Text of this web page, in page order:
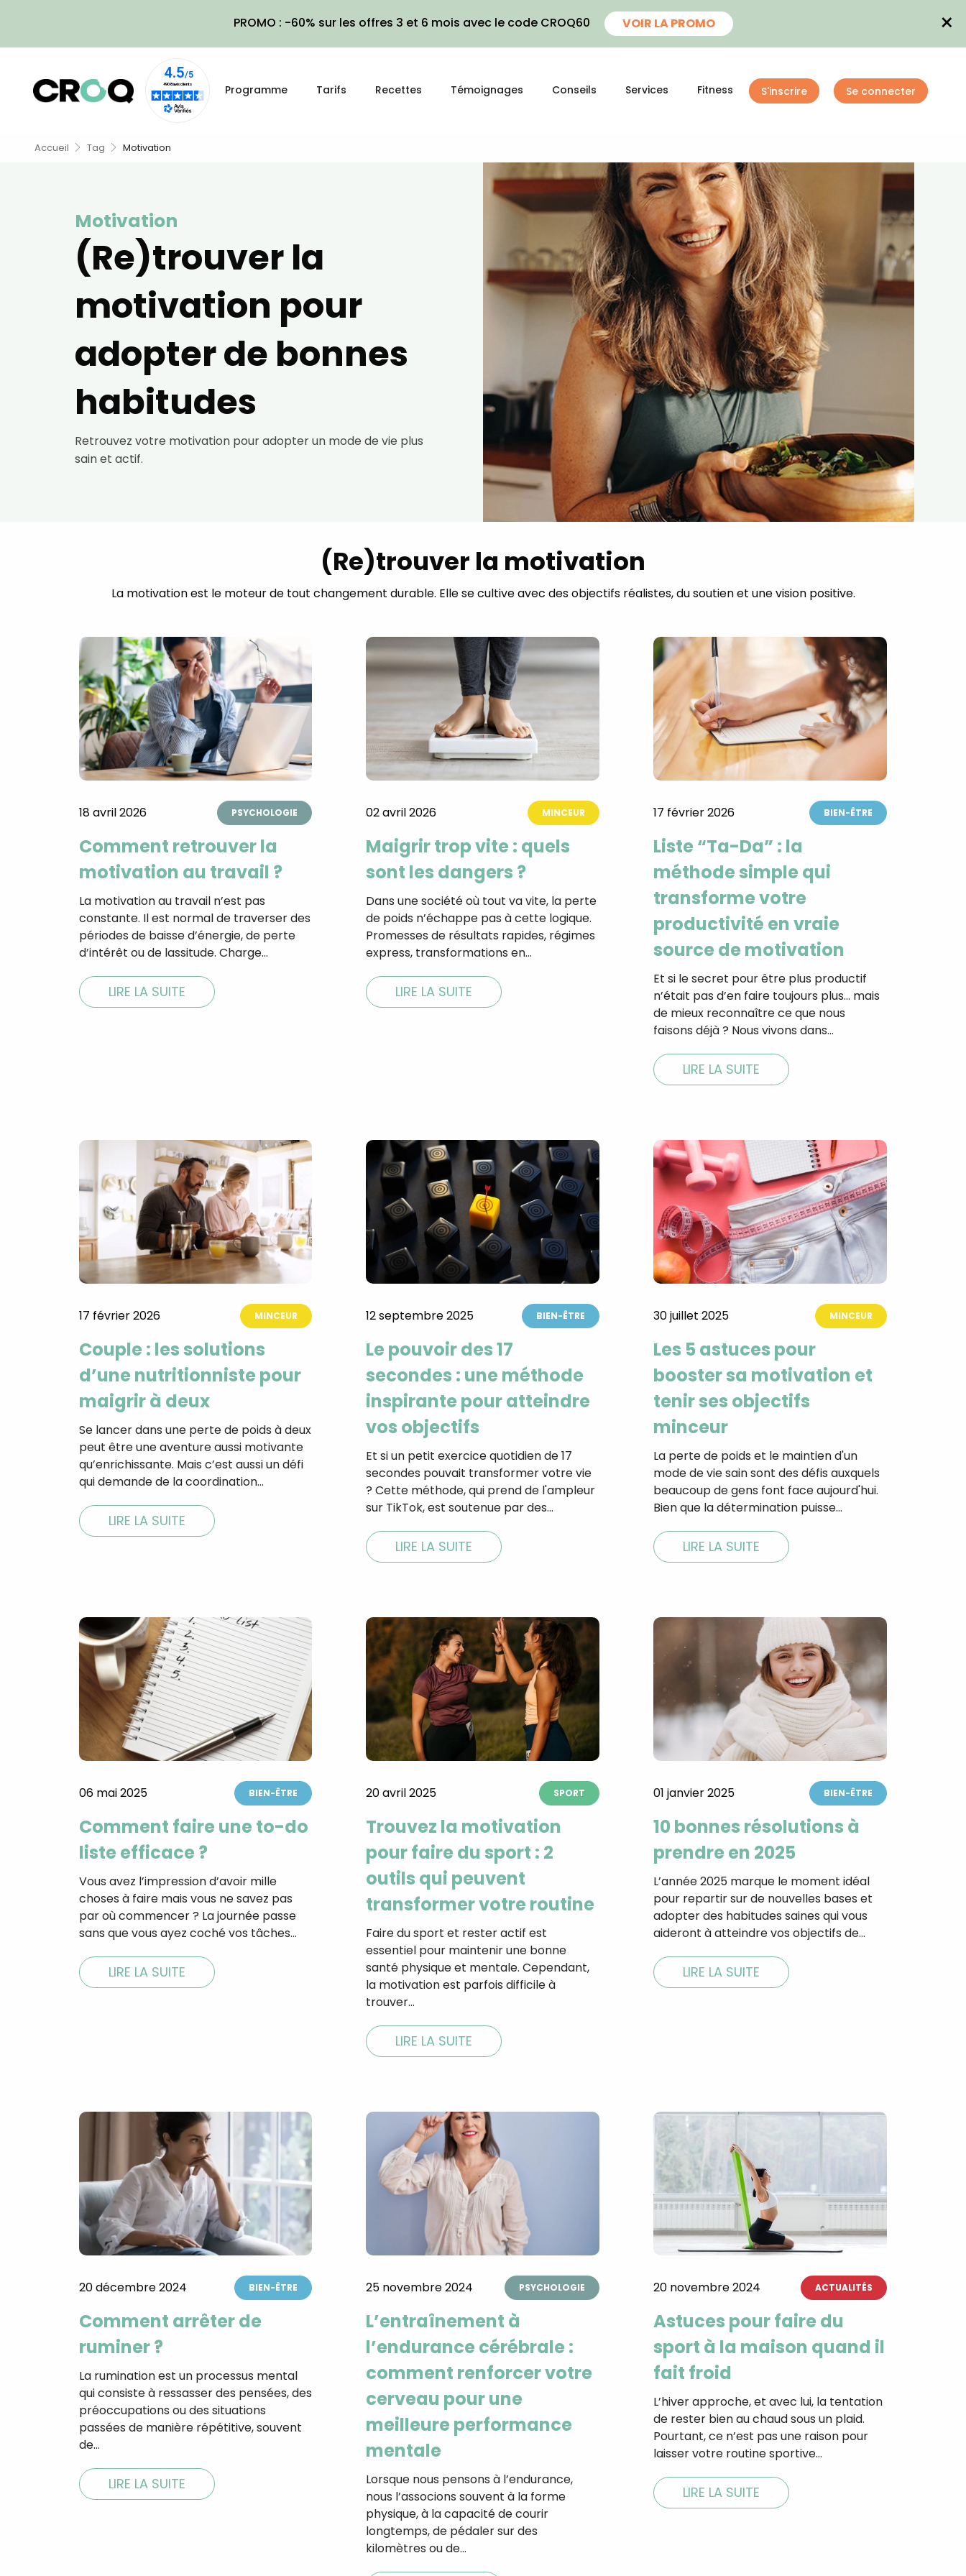
PROMO : -60% sur les offres 3 et 6 mois avec le code CROQ60 VOIR LA PROMO ×
Programme Tarifs Recettes Témoignages Conseils Services Fitness S'inscrire Se connecter
Accueil Tag Motivation
Motivation
(Re)trouver la
motivation pour
adopter de bonnes
habitudes
Retrouvez votre motivation pour adopter un mode de vie plus
sain et actif.
(Re)trouver la motivation
La motivation est le moteur de tout changement durable. Elle se cultive avec des objectifs réalistes, du soutien et une vision positive.
18 avril 2026 PSYCHOLOGIE
Comment retrouver la
motivation au travail ?
La motivation au travail n’est pas
constante. Il est normal de traverser des
périodes de baisse d’énergie, de perte
d’intérêt ou de lassitude. Charge…
LIRE LA SUITE
02 avril 2026 MINCEUR
Maigrir trop vite : quels
sont les dangers ?
Dans une société où tout va vite, la perte
de poids n’échappe pas à cette logique.
Promesses de résultats rapides, régimes
express, transformations en…
LIRE LA SUITE
17 février 2026 BIEN-ÊTRE
Liste “Ta-Da” : la
méthode simple qui
transforme votre
productivité en vraie
source de motivation
Et si le secret pour être plus productif
n’était pas d’en faire toujours plus… mais
de mieux reconnaître ce que nous
faisons déjà ? Nous vivons dans…
LIRE LA SUITE
17 février 2026 MINCEUR
Couple : les solutions
d’une nutritionniste pour
maigrir à deux
Se lancer dans une perte de poids à deux
peut être une aventure aussi motivante
qu’enrichissante. Mais c’est aussi un défi
qui demande de la coordination…
LIRE LA SUITE
12 septembre 2025 BIEN-ÊTRE
Le pouvoir des 17
secondes : une méthode
inspirante pour atteindre
vos objectifs
Et si un petit exercice quotidien de 17
secondes pouvait transformer votre vie
? Cette méthode, qui prend de l'ampleur
sur TikTok, est soutenue par des…
LIRE LA SUITE
30 juillet 2025 MINCEUR
Les 5 astuces pour
booster sa motivation et
tenir ses objectifs
minceur
La perte de poids et le maintien d'un
mode de vie sain sont des défis auxquels
beaucoup de gens font face aujourd'hui.
Bien que la détermination puisse…
LIRE LA SUITE
06 mai 2025 BIEN-ÊTRE
Comment faire une to-do
liste efficace ?
Vous avez l’impression d’avoir mille
choses à faire mais vous ne savez pas
par où commencer ? La journée passe
sans que vous ayez coché vos tâches…
LIRE LA SUITE
20 avril 2025 SPORT
Trouvez la motivation
pour faire du sport : 2
outils qui peuvent
transformer votre routine
Faire du sport et rester actif est
essentiel pour maintenir une bonne
santé physique et mentale. Cependant,
la motivation est parfois difficile à
trouver…
LIRE LA SUITE
01 janvier 2025 BIEN-ÊTRE
10 bonnes résolutions à
prendre en 2025
L’année 2025 marque le moment idéal
pour repartir sur de nouvelles bases et
adopter des habitudes saines qui vous
aideront à atteindre vos objectifs de…
LIRE LA SUITE
20 décembre 2024 BIEN-ÊTRE
Comment arrêter de
ruminer ?
La rumination est un processus mental
qui consiste à ressasser des pensées, des
préoccupations ou des situations
passées de manière répétitive, souvent
de…
LIRE LA SUITE
25 novembre 2024 PSYCHOLOGIE
L’entraînement à
l’endurance cérébrale :
comment renforcer votre
cerveau pour une
meilleure performance
mentale
Lorsque nous pensons à l’endurance,
nous l’associons souvent à la forme
physique, à la capacité de courir
longtemps, de pédaler sur des
kilomètres ou de…
20 novembre 2024 ACTUALITÉS
Astuces pour faire du
sport à la maison quand il
fait froid
L’hiver approche, et avec lui, la tentation
de rester bien au chaud sous un plaid.
Pourtant, ce n’est pas une raison pour
laisser votre routine sportive…
LIRE LA SUITE
×
Recevez gratuitement 180
recettes inédites de CROQ
!
Ainsi que la newsletter promotionnelle de
Je consens à ce que la société Digital
Prisma Players analyse le taux d'ouverture
des courriels pour mesurer et optimiser les
performances des campagnes. Nous
pourrons savoir si vous ouvrez les courriels,
l'heure à laquelle vous le faites ainsi que
utilisez. Pour en savoir plus sur ces traceurs,
voir notrepolitique de confidentialité
Je reçois mon cadeau !
Votre adresse email sera utilisée par Digital Prisma Players pour vous
envoyer votre newsletter contenant des offres commerciales
personnalisées. Vous pourrez vous désinscrire en utilisant le lien de
désabonnement intégré dans la newsletter. Pour en savoir plus et